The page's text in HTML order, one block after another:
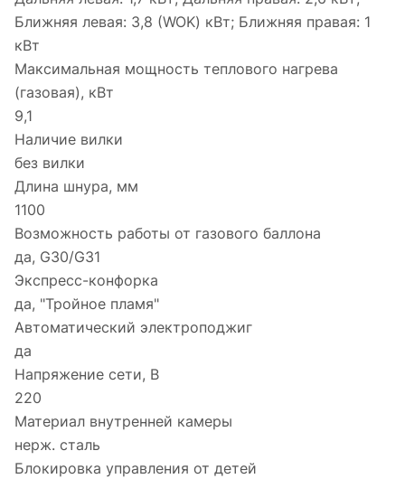
Ближняя левая: 3,8 (WOK) кВт; Ближняя правая: 1
кВт
Максимальная мощность теплового нагрева
(газовая), кВт
9,1
Наличие вилки
без вилки
Длина шнура, мм
1100
Возможность работы от газового баллона
да, G30/G31
Экспресс-конфорка
да, "Тройное пламя"
Автоматический электроподжиг
да
Напряжение сети, В
220
Материал внутренней камеры
нерж. сталь
Блокировка управления от детей